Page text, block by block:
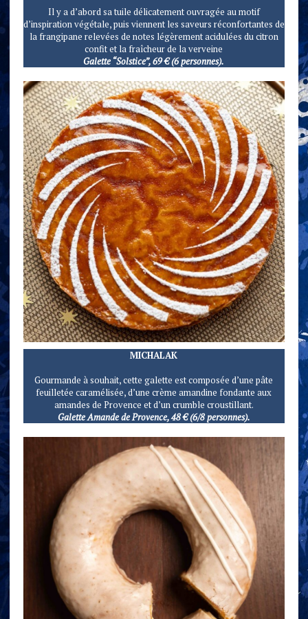
Il y a d’abord sa tuile délicatement ouvragée au motif
d’inspiration végétale, puis viennent les saveurs réconfortantes de
la frangipane relevées de notes légèrement acidulées du citron
confit et la fraîcheur de la verveine
Galette “Solstice”, 69 € (6 personnes).
MICHALAK
Gourmande à souhait, cette galette est composée d’une pâte
feuilletée caramélisée, d’une crème amandine fondante aux
amandes de Provence et d’un crumble croustillant.
Galette Amande de Provence, 48 € (6/8 personnes).